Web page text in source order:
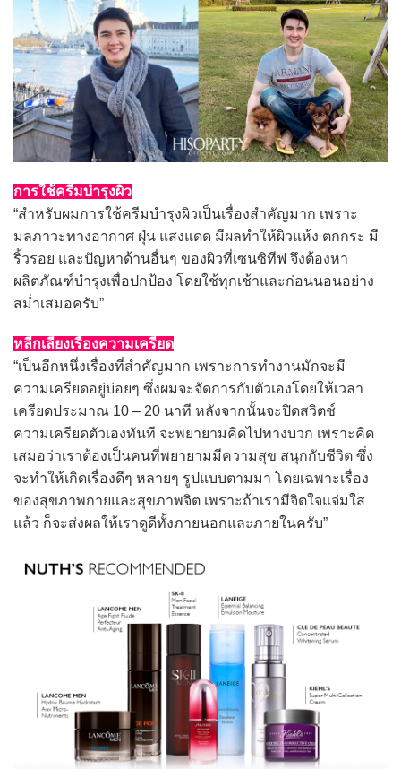
การใช้ครีมบำรุงผิว
“สำหรับผมการใช้ครีมบำรุงผิวเป็นเรื่องสำคัญมาก เพราะ
มลภาวะทางอากาศ ฝุ่น แสงแดด มีผลทำให้ผิวแห้ง ตกกระ มี
ริ้วรอย และปัญหาด้านอื่นๆ ของผิวที่เซนซิทีฟ จึงต้องหา
ผลิตภัณฑ์บำรุงเพื่อปกป้อง โดยใช้ทุกเช้าและก่อนนอนอย่าง
สม่ำเสมอครับ”
หลีกเลี่ยงเรื่องความเครียด
“เป็นอีกหนึ่งเรื่องที่สำคัญมาก เพราะการทำงานมักจะมี
ความเครียดอยู่บ่อยๆ ซึ่งผมจะจัดการกับตัวเองโดยให้เวลา
เครียดประมาณ 10 – 20 นาที หลังจากนั้นจะปิดสวิตช์
ความเครียดตัวเองทันที จะพยายามคิดไปทางบวก เพราะคิด
เสมอว่าเราต้องเป็นคนที่พยายามมีความสุข สนุกกับชีวิต ซึ่ง
จะทำให้เกิดเรื่องดีๆ หลายๆ รูปแบบตามมา โดยเฉพาะเรื่อง
ของสุขภาพกายและสุขภาพจิต เพราะถ้าเรามีจิตใจแจ่มใส
แล้ว ก็จะส่งผลให้เราดูดีทั้งภายนอกและภายในครับ”